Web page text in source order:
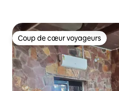
Coup de cœur voyageurs
Coup de cœur voyageurs